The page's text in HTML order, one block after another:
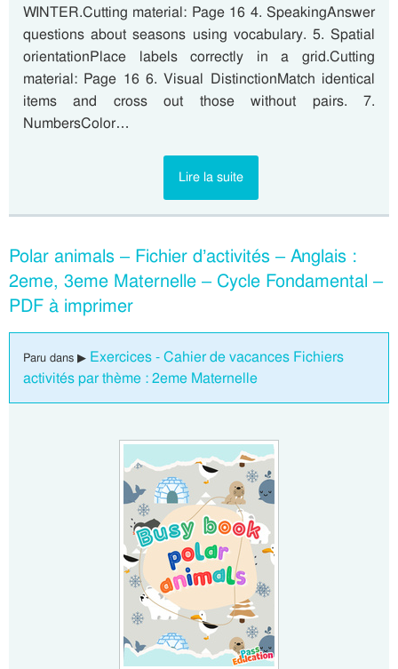
WINTER.Cutting material: Page 16 4. SpeakingAnswer
questions about seasons using vocabulary. 5. Spatial
orientationPlace labels correctly in a grid.Cutting
material: Page 16 6. Visual DistinctionMatch identical
items and cross out those without pairs. 7.
NumbersColor…
Lire la suite
Polar animals – Fichier d’activités – Anglais :
2eme, 3eme Maternelle – Cycle Fondamental –
PDF à imprimer
Paru dans ▶ Exercices - Cahier de vacances Fichiers
activités par thème : 2eme Maternelle